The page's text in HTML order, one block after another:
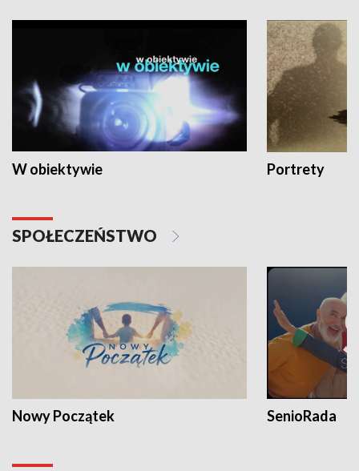
W obiektywie Portrety
SPOŁECZEŃSTWO
Nowy Początek SenioRada